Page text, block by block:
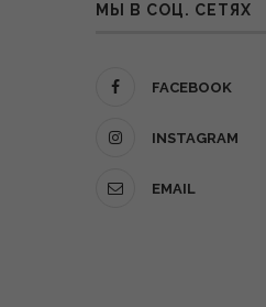
МЫ В СОЦ. СЕТЯХ
FACEBOOK
INSTAGRAM
EMAIL